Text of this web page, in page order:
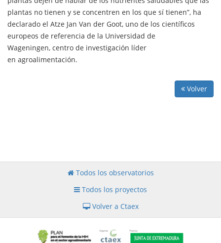
plantas no tienen y se concentren en los que sí tienen”, ha
declarado el Atze Jan Van der Goot, uno de los científicos
europeos de referencia de la Universidad de
Wageningen, centro de investigación líder
en agroalimentación.
Volver
Todos los observatorios
Todos los proyectos
Volver a Ctaex